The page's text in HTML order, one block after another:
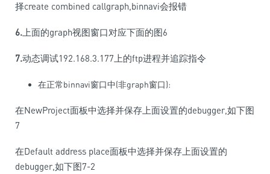
择create combined callgraph,binnavi会报错
6. 上面的graph视图窗口对应下面的图6
7.动态调试192.168.3.177上的ftp进程并追踪指令
在正常binnavi窗口中(非graph窗口):
在NewProject面板中选择并保存上面设置的debugger,如下图
7
在Default address place面板中选择并保存上面设置的
debugger,如下图7-2